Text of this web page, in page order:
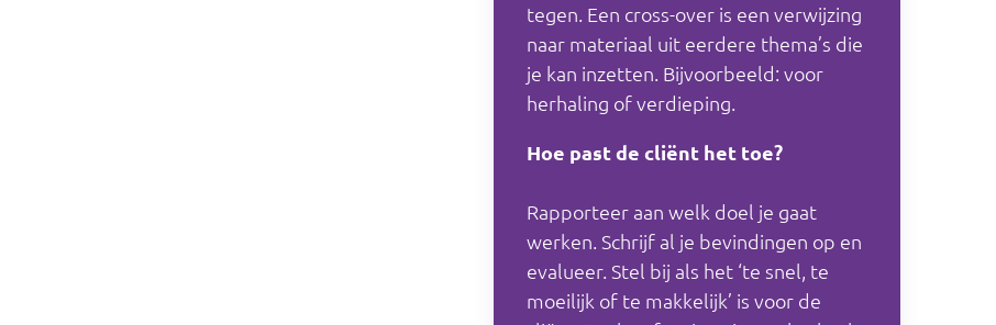
tegen. Een cross-over is een verwijzing
naar materiaal uit eerdere thema’s die
je kan inzetten. Bijvoorbeeld: voor
herhaling of verdieping.
Hoe past de cliënt het toe?
Rapporteer aan welk doel je gaat
werken. Schrijf al je bevindingen op en
evalueer. Stel bij als het ‘te snel, te
moeilijk of te makkelijk’ is voor de